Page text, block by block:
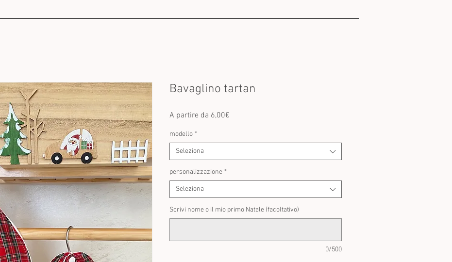
Bavaglino tartan
A partire da 6,00€
modello *
Seleziona
personalizzazione *
Seleziona
Scrivi nome o il mio primo Natale (facoltativo)
0/500